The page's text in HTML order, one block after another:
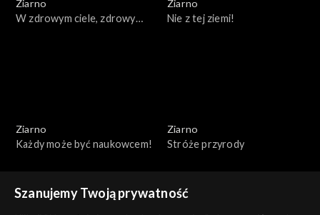
Ziarno
W zdrowym ciele, zdrowy
Ziarno
Nie z tej ziemi!
Ziarno
Każdy może być naukowcem!
Ziarno
Stróże przyrody
Szanujemy Twoją prywatność